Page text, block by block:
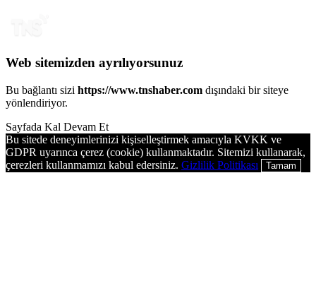
Web sitemizden ayrılıyorsunuz
Bu bağlantı sizi https://www.tnshaber.com dışındaki bir siteye
yönlendiriyor.
Sayfada Kal Devam Et
Bu sitede deneyimlerinizi kişiselleştirmek amacıyla KVKK ve
GDPR uyarınca çerez (cookie) kullanmaktadır. Sitemizi kullanarak,
çerezleri kullanmamızı kabul edersiniz. Gizlilik Politikası Tamam